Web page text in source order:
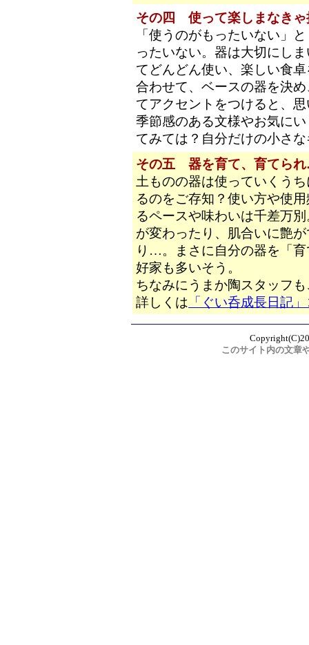
その四 使って楽しまなきゃ
「使うのがもったいない」
ったいない。器は大切にし
てどんどん使い、楽しい食
合わせて、ベースの器を決
てアクセントをつけると、
季節感のある文様やお気に
てみては？自分だけの小さ
その五 器を育て、育てら
土ものの器は使っていくう
るのをご存知？使い方や使
るペースや味わいは千差万
が変わったり、肌合いに艶
り…。まさに自分の器を「
好家も多いそう。
ちなみにうまか陶スタッフ
詳しくは 「ぐい呑成長日記
このサイト内の文章